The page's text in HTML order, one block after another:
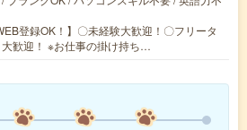
登録OK！】〇未経験大歓迎！〇フリータ
歓迎！ ※お仕事の掛け持ち…